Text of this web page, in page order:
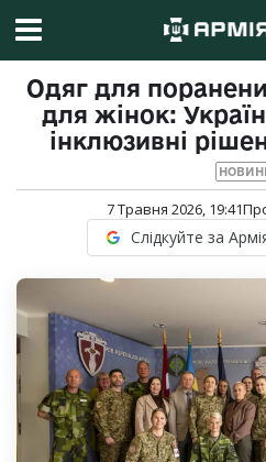
Одяг для
для жінок:
інклюзивні
7 Травня 2026, 19:41
Слідкуйте за